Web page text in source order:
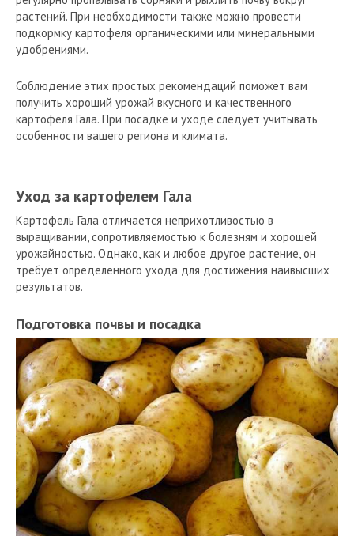
растений. При необходимости также можно провести
подкормку картофеля органическими или минеральными
удобрениями.
Соблюдение этих простых рекомендаций поможет вам
получить хороший урожай вкусного и качественного
картофеля Гала. При посадке и уходе следует учитывать
особенности вашего региона и климата.
Уход за картофелем Гала
Картофель Гала отличается неприхотливостью в
выращивании, сопротивляемостью к болезням и хорошей
урожайностью. Однако, как и любое другое растение, он
требует определенного ухода для достижения наивысших
результатов.
Подготовка почвы и посадка